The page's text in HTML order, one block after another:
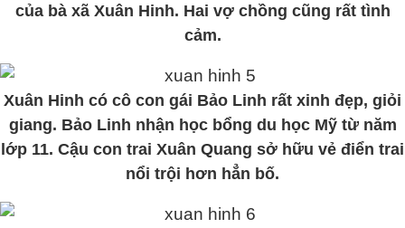
của bà xã Xuân Hinh. Hai vợ chồng cũng rất tình
cảm.
Xuân Hinh có cô con gái Bảo Linh rất xinh đẹp, giỏi
giang. Bảo Linh nhận học bổng du học Mỹ từ năm
lớp 11. Cậu con trai Xuân Quang sở hữu vẻ điển trai
nổi trội hơn hẳn bố.